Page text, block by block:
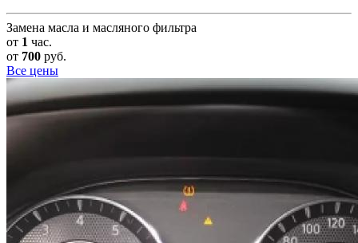
Замена масла и масляного фильтра
от 1 час.
от 700 руб.
Все цены